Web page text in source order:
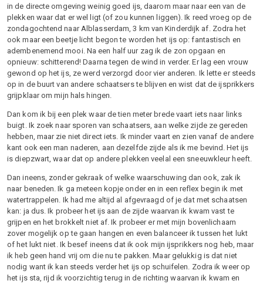
in de directe omgeving weinig goed ijs, daarom maar naar een van de
plekken waar dat er wel ligt (of zou kunnen liggen). Ik reed vroeg op de
zondagochtend naar Alblasserdam, 3 km van Kinderdijk af. Zodra het
ook maar een beetje licht begon te worden het ijs op: fantastisch en
adembenemend mooi. Na een half uur zag ik de zon opgaan en
opnieuw: schitterend! Daarna tegen de wind in verder. Er lag een vrouw
gewond op het ijs, ze werd verzorgd door vier anderen. Ik lette er steeds
op in de buurt van andere schaatsers te blijven en wist dat de ijsprikkers
grijpklaar om mijn hals hingen.
Dan kom ik bij een plek waar de tien meter brede vaart iets naar links
buigt. Ik zoek naar sporen van schaatsers, aan welke zijde ze gereden
hebben, maar zie niet direct iets. Ik minder vaart en zien vanaf de andere
kant ook een man naderen, aan dezelfde zijde als ik me bevind. Het ijs
is diepzwart, waar dat op andere plekken veelal een sneeuwkleur heeft.
Dan ineens, zonder gekraak of welke waarschuwing dan ook, zak ik
naar beneden. Ik ga meteen kopje onder en in een reflex begin ik met
watertrappelen. Ik had me altijd al afgevraagd of je dat met schaatsen
kan: ja dus. Ik probeer het ijs aan de zijde waarvan ik kwam vast te
grijpen en het brokkelt niet af. Ik probeer er met mijn bovenlichaam
zover mogelijk op te gaan hangen en even balanceer ik tussen het lukt
of het lukt niet. Ik besef ineens dat ik ook mijn ijsprikkers nog heb, maar
ik heb geen hand vrij om die nu te pakken. Maar gelukkig is dat niet
nodig want ik kan steeds verder het ijs op schuifelen. Zodra ik weer op
het ijs sta, rijd ik voorzichtig terug in de richting waarvan ik kwam en